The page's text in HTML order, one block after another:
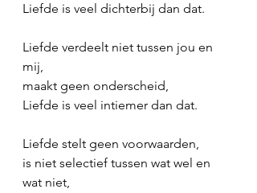
Liefde is veel dichterbij dan dat.
Liefde verdeelt niet tussen jou en
mij,
maakt geen onderscheid,
Liefde is veel intiemer dan dat.
Liefde stelt geen voorwaarden,
is niet selectief tussen wat wel en
wat niet,